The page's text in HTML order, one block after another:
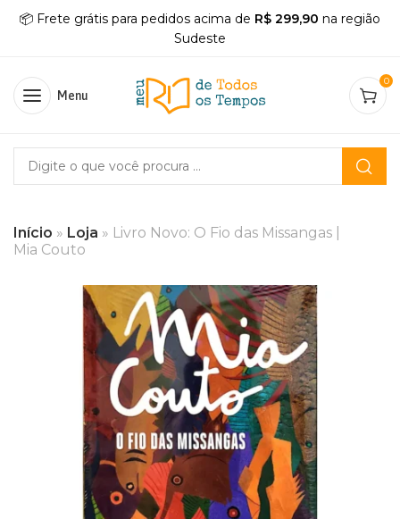
📦 Frete grátis para pedidos acima de R$ 299,90 na região
Sudeste
Menu
0
Início » Loja » Livro Novo: O Fio das Missangas |
Mia Couto